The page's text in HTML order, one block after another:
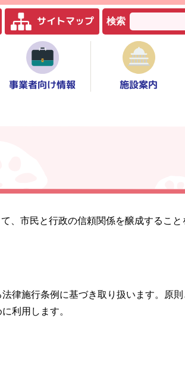
サイトマップ 検索
事業者向け情報 施設案内
、市民と行政の信頼関係を醸成すること
律施行条例に基づき取り扱います。原
利用します。